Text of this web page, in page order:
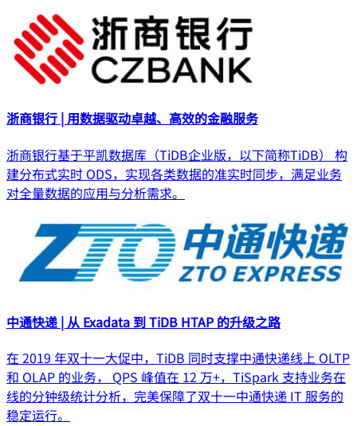
浙商银行 | 用数据驱动卓越、高效的金融服务
浙商银行基于平凯数据库（TiDB企业版，以下简称TiDB） 构
建分布式实时 ODS，实现各类数据的准实时同步，满足业务
对全量数据的应用与分析需求。
中通快递 | 从 Exadata 到 TiDB HTAP 的升级之路
在 2019 年双十一大促中，TiDB 同时支撑中通快递线上 OLTP
和 OLAP 的业务， QPS 峰值在 12 万+，TiSpark 支持业务在
线的分钟级统计分析，完美保障了双十一中通快递 IT 服务的
稳定运行。